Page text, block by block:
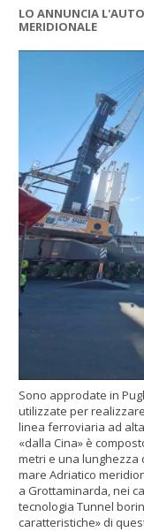
LO ANNUNCIA
MERIDIONALE
Sono approdate in
utilizzate per
linea ferroviaria ad
«dalla Cina» è
metri e una lunghezza
mare Adriatico
a Grottaminarda, nei
tecnologia Tunnel
caratteristiche» di